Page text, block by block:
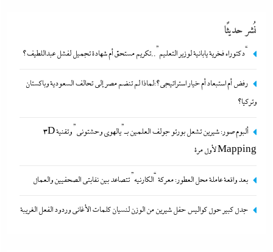
ألبوم صور: شيرين تشعل بورتو جولف العلمين بـ”يالهوى وحشتونى” وتقنية
نُشر حديثًا
“دكتوراه فخرية يابانية لوزير التعليم”..تكريم مستحق أم شهادة تجميل لفشل عبداللطيف؟
رفض أم استبعاد أم خيار استراتيجي؟:لماذا لم تنضم مصر إلى تحالف السعودية وباكستان
وتركيا؟
ألبوم صور: شيرين تشعل بورتو جولف العلمين بـ”يالهوى وحشتونى” وتقنية 3D
Mapping لأول مرة
بعد واقعة عاملة محل العطور: معركة “الكارنيه” تتصاعد بين نقابتى الصحفيين والعمال
جدل كبير حول كواليس حفل شيرين من الوزن لنسيان كلمات الأغانى وردود الفعل الغريبة